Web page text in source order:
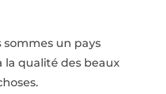
sommes un pays
la qualité des beaux